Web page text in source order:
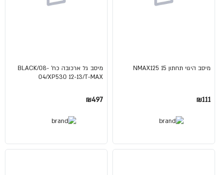
מיסב היגוי תחתון NMAX125 15
₪111
מיסב גל ארכובה כח' BLACK/08-
04/XP530 12-13/T-MAX
₪497